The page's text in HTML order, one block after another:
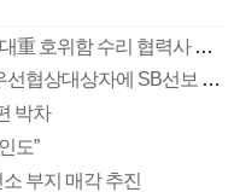
한라IMS, 해군함정 MRO ‘첫발’…현대重 호위함 수리 협력사 참여
대선조선 다대조선소 매각 절차…우선협상대상자에 SB선보 선정
박차
도”
부지 매각 추진